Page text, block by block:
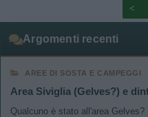
<
Argomenti recenti
AREE DI SOSTA E CAMPEGGI
Area Siviglia (Gelves?) e
Qualcuno è stato all'area